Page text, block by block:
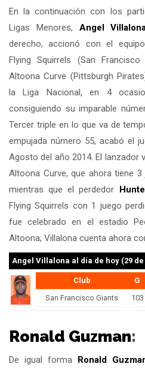
En la continuación con los
Ligas Menores, Angel
derecho, accionó con el
Flying Squirrels (San
Altoona Curve (Pittsburgh
la Liga Nacional, en 4
consiguiendo su imparable
Tercer triple en lo que va de
empujada número 55, acabó el
Agosto del año 2014. El lanzador
Altoona Curve, que ahora tiene
mientras que el perdedor
Flying Squirrels con 1 juego
fue celebrado en el estadio
Altoona; Villalona cuenta ahora
Angel Villalona al día de hoy (29
Club G
San Francisco Giants
103
Ronald Guzman:
De igual forma Ronald